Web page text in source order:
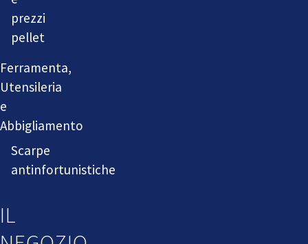
prezzi
pellet
Ferramenta,
Utensileria
e
Abbigliamento
Scarpe
antinfortunistiche
IL